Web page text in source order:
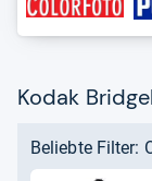
Kodak
Beliebte Filter: